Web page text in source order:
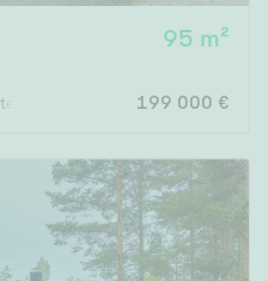
95 m²
aitta, ak/var, saunamö
199 000 €